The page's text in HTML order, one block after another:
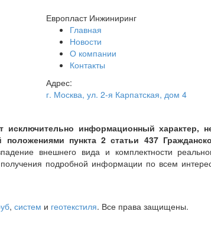
Европласт Инжиниринг
Главная
Новости
О компании
Контакты
Адрес:
г. Москва, ул. 2-я Карпатская, дом 4
информационный характер,
пункта 2 статьи 437
внешнего вида и комплектности
подробной информации по всем
, систем и геотекстиля. Все права защищены.